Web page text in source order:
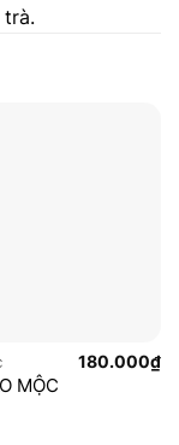
MỘC
180.000₫